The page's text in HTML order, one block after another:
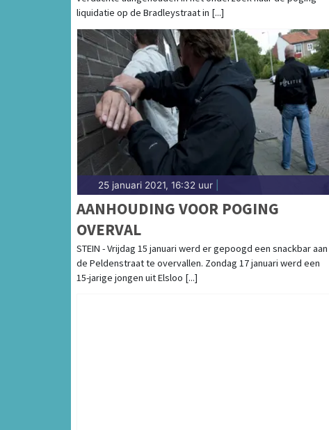
liquidatie op de Bradleystraat in [...]
25 januari 2021, 16:32 uur
AANHOUDING VOOR POGING
OVERVAL
STEIN - Vrijdag 15 januari werd er gepoogd een snackbar aan
de Peldenstraat te overvallen. Zondag 17 januari werd een
15-jarige jongen uit Elsloo [...]